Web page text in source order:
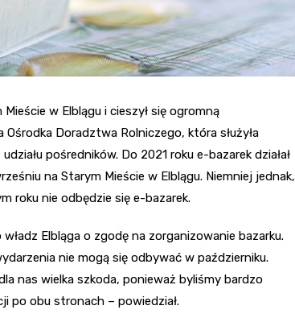
w Elblągu i cieszył się ogromną
Doradztwa Rolniczego, która służyła
pośredników. Do 2021 roku e-bazarek działał
na Starym Mieście w Elblągu. Niemniej jednak,
roku nie odbędzie się e-bazarek.
Elbląga o zgodę na zorganizowanie bazarku.
nie mogą się odbywać w październiku.
nas wielka szkoda, ponieważ byliśmy bardzo
po obu stronach – powiedział.